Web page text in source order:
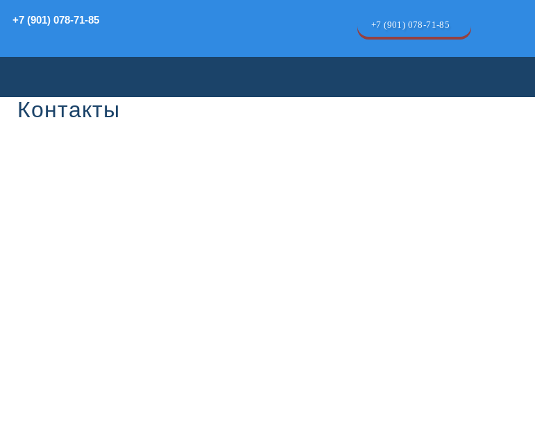
+7 (901) 078-71-85 +7 (901) 078-71-85
Контакты